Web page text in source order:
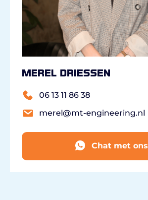
Merel Driessen
06 13 11 86 38
merel@mt-engineering.nl
Chat met ons